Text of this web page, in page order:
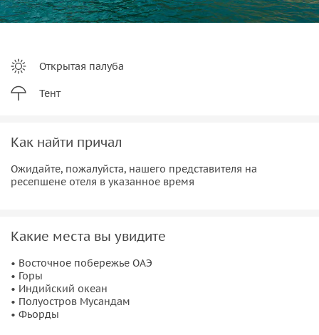
Открытая палуба
Тент
Как найти причал
Ожидайте, пожалуйста, нашего представителя на
ресепшене отеля в указанное время
Какие места вы увидите
• Восточное побережье ОАЭ
• Горы
• Индийский океан
• Полуостров Мусандам
• Фьорды